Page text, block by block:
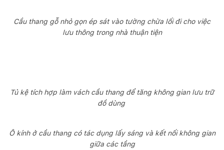
Cầu thang gỗ nhỏ gọn ép sát vào tường chừa lối đi cho việc
lưu thông trong nhà thuận tiện
Tủ kệ tích hợp làm vách cầu thang để tăng không gian lưu trữ
đồ dùng
Ô kính ở cầu thang có tác dụng lấy sáng và kết nối không gian
giữa các tầng